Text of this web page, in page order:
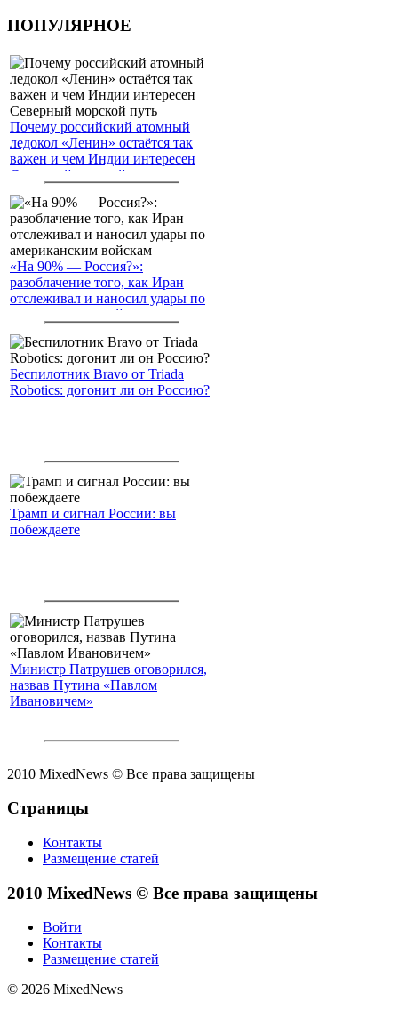
ПОПУЛЯРНОЕ
Почему российский атомный
ледокол «Ленин» остаётся так
важен и чем Индии интересен
Северный морской путь
«На 90% — Россия?»:
разоблачение того, как Иран
отслеживал и наносил удары по
американским войскам
Беспилотник Bravo от Triada
Robotics: догонит ли он Россию?
Трамп и сигнал России: вы
побеждаете
Министр Патрушев оговорился,
назвав Путина «Павлом
Ивановичем»
2010 MixedNews © Все права защищены
Страницы
Контакты
Размещение статей
2010 MixedNews © Все права защищены
Войти
Контакты
Размещение статей
© 2026 MixedNews